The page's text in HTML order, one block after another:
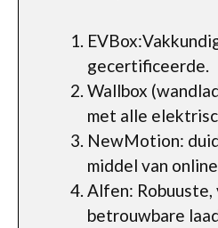
gecertificeerde.
Wallbox
met alle
NewMotion:
middel van
Alfen:
betrouwbare